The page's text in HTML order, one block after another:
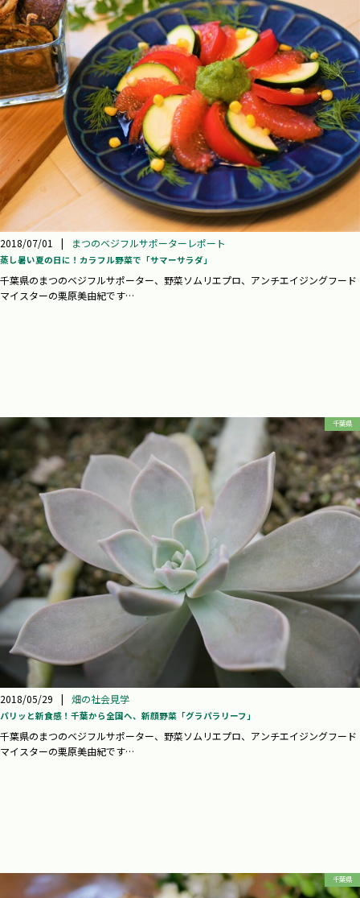
2018/07/01 | まつのベジフルサポーターレポート
蒸し暑い夏の日に！カラフル野菜で「サマーサラダ」
千葉県のまつのベジフルサポーター、野菜ソムリエプロ、アンチエイジングフード
マイスターの栗原美由紀です…
千葉県
2018/05/29 | 畑の社会見学
パリッと新食感！千葉から全国へ、新顔野菜「グラパラリーフ」
千葉県のまつのベジフルサポーター、野菜ソムリエプロ、アンチエイジングフード
マイスターの栗原美由紀です…
千葉県